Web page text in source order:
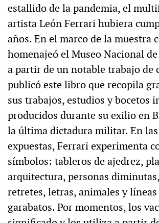
estallido de la pandemia, el
artista León Ferrari hubiera
años. En el marco de la muestra
homenajeó el Museo Nacional
a partir de un notable trabajo de
publicó este libro que recopila
sus trabajos, estudios y bocetos
producidos durante su exilio en
la última dictadura militar. En
expuestas, Ferrari experimenta
símbolos: tableros de ajedrez,
arquitectura, personas
retretes, letras, animales y líneas
garabatos. Por momentos, los